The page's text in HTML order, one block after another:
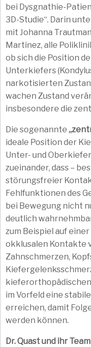
bei Dysgnathie-
3D-Studie“. Darin
mit Johanna
Martinez, alle
ob sich die Position
Unterkiefers
narkotisierten
wachen Zustand
insbesondere die
Die sogenannte
ideale Position der
Unter- und
zueinander, dass –
störungsfreier
Fehlfunktionen des
bei Bewegung nicht
deutlich
zum Beispiel auf
okklusalen Kontakte
Zahnschmerzen,
im Vorfeld eine
erreichen, damit
werden können.
Dr. Quast und ihr Team